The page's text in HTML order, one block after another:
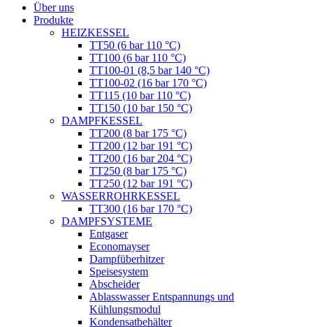
Über uns
Produkte
HEIZKESSEL
ТТ50 (6 bar 110 °C)
ТТ100 (6 bar 110 °C)
ТТ100-01 (8,5 bar 140 °C)
ТТ100-02 (16 bar 170 °C)
ТТ115 (10 bar 110 °C)
ТТ150 (10 bar 150 °C)
DAMPFKESSEL
ТТ200 (8 bar 175 °C)
ТТ200 (12 bar 191 °C)
ТТ200 (16 bar 204 °C)
ТТ250 (8 bar 175 °C)
ТТ250 (12 bar 191 °C)
WASSERROHRKESSEL
ТТ300 (16 bar 170 °C)
DAMPFSYSTEME
Entgaser
Economayser
Dampfüberhitzer
Speisesystem
Abscheider
Ablasswasser Entspannungs und
Kühlungsmodul
Kondensatbehälter